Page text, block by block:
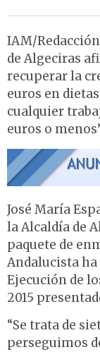
IAM/
de Algeciras
recuperar la
euros en
cualquier
euros o
José María
la Alcaldía de
paquete de
Andalucista ha
Ejecución de
2015
“Se trata de
perseguimos